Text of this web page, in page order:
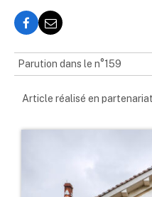
Parution dans le n°159
Article réalisé en